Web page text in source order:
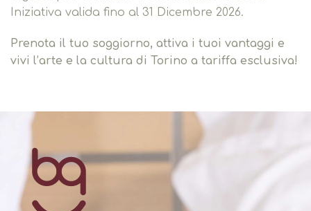
Iniziativa valida fino al 31 Dicembre 2026.
Prenota il tuo soggiorno, attiva i tuoi vantaggi e
vivi l’arte e la cultura di Torino a tariffa esclusiva!